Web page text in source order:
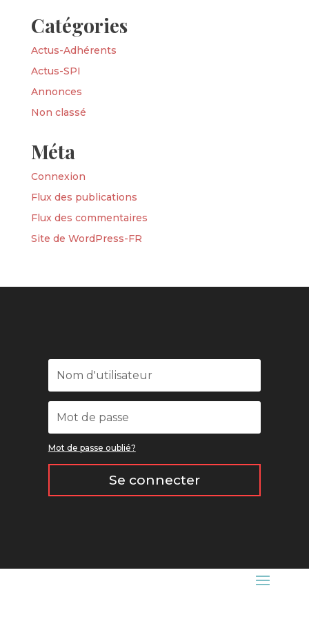
Catégories
Actus-Adhérents
Actus-SPI
Annonces
Non classé
Méta
Connexion
Flux des publications
Flux des commentaires
Site de WordPress-FR
Mot de passe oublié?
Se connecter